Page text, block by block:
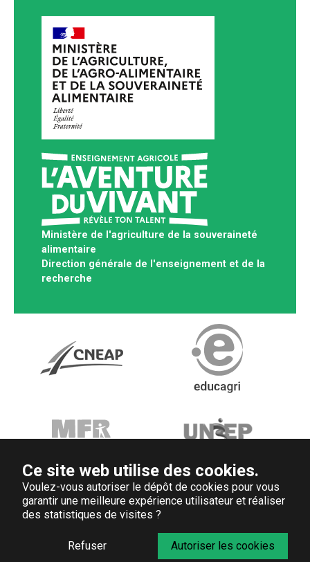
Ministère de l'agriculture de la souveraineté
alimentaire
Direction générale de l'enseignement et de la
recherche
Ce site web utilise des cookies.
Voulez-vous autoriser le dépôt de cookies pour vous
garantir une meilleure expérience utilisateur et réaliser
des statistiques de visites ?
Refuser Autoriser les cookies